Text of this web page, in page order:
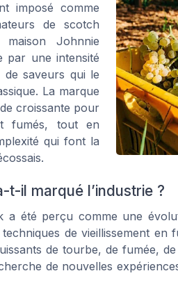
imposé comme
de scotch
Johnnie
par une intensité
saveurs qui le
La marque
croissante pour
fumés, tout en
qui font la
t-il marqué l’industrie ?
a été perçu comme une
de vieillissement
de tourbe, de fumée,
de nouvelles